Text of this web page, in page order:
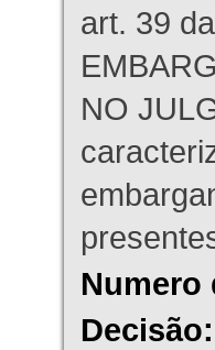
art. 39
NO
Numero
Decisão: